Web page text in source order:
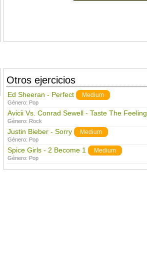
Otros ejercicios
Ed Sheeran - Perfect Medium
Género: Pop
Avicii Vs. Conrad Sewell - Taste The Feeling
Género: Rock
Justin Bieber - Sorry Medium
Género: Pop
Spice Girls - 2 Become 1 Medium
Género: Pop